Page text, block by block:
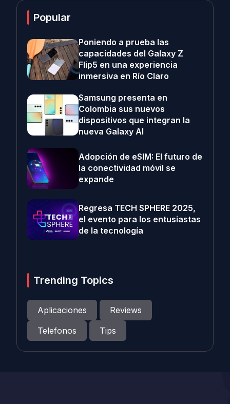
Popular
Poniendo a prueba las
capacidades del Galaxy Z
Flip5 en una experiencia
inmersiva en Río Claro
Samsung presenta en
Colombia sus nuevos
dispositivos que integran la
nueva Galaxy AI
Adopción de eSIM: El futuro de
la conectividad móvil se
expande
Regresa TECH SPHERE 2025,
el evento para los entusiastas
de la tecnología
Trending Topics
Aplicaciones
Reviews
Telefonos
Tips